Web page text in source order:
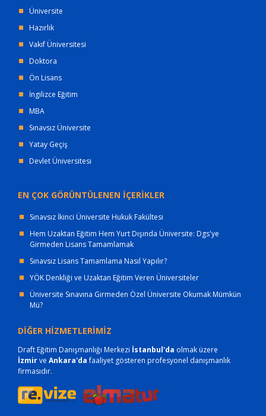
Üniversite
Hazırlık
Vakıf Üniversitesi
Doktora
Ön Lisans
İngilizce Eğitim
MBA
Sınavsız Üniversite
Yatay Geçiş
Devlet Üniversitesi
EN ÇOK GÖRÜNTÜLENEN İÇERİKLER
Sınavsız İkinci Üniversite Hukuk Fakültesi
Hem Uzaktan Eğitim Hem Yurt Dışında Üniversite: Dgs'ye
Girmeden Lisans Tamamlamak
Sınavsız Lisans Tamamlama Nasıl Yapılır?
YÖK Denkliği ve Uzaktan Eğitim Veren Üniversiteler
Üniversite Sınavına Girmeden Özel Üniversite Okumak Mümkün
Mü?
DİĞER HİZMETLERİMİZ
Draft Eğitim Danışmanlığı Merkezi İstanbul'da olmak üzere
İzmirve Ankara'dafaaliyet gösteren profesyonel danışmanlık
firmasıdır.